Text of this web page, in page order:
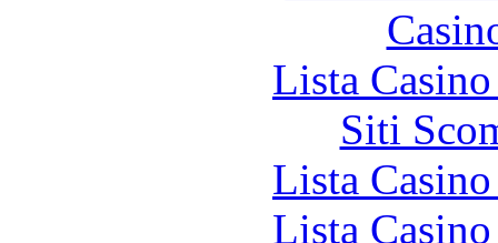
Lista
Siti
Lista
Lista